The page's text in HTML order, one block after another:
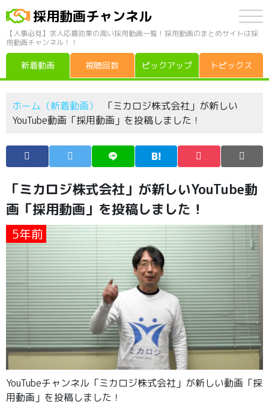
採用動画チャンネル
【人事必見】求人応募効果の高い採用動画一覧！採用動画のまとめサイトは採
用動画チャンネル！！
新着動画 視聴回数 ピックアップ トピックス
ホーム（新着動画）
「ミカロジ株式会社」が新しい
YouTube動画「採用動画」を投稿しました！
「ミカロジ株式会社」が新しいYouTube動
画「採用動画」を投稿しました！
5年前
YouTubeチャンネル「ミカロジ株式会社」が新しい動画「採
用動画」を投稿しました！